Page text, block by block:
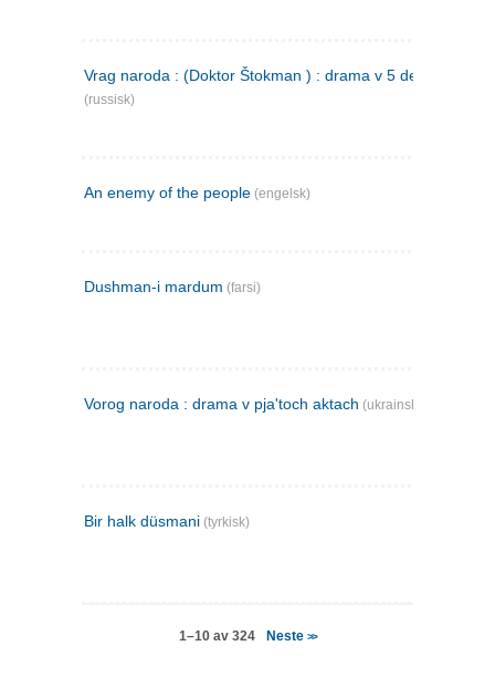
Vrag naroda : (Doktor Štokman ) : drama v 5 dejstvijach
(russisk)
An enemy of the people (engelsk)
Dushman-i mardum (farsi)
Vorog naroda : drama v pja'toch aktach (ukrainsk)
Bir halk düsmani (tyrkisk)
1–10 av 324 Neste >>